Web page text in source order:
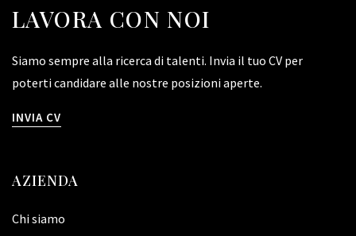
LAVORA CON NOI
Siamo sempre alla ricerca di talenti. Invia il tuo CV per
poterti candidare alle nostre posizioni aperte.
INVIA CV
AZIENDA
Chi siamo